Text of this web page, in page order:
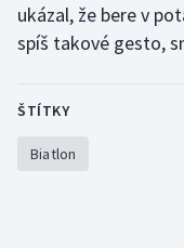
ukázal, že bere v
spíš takové gesto,
ŠTÍTKY
Biatlon